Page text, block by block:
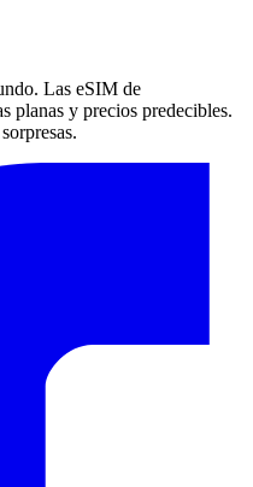
Las eSIM de
planas y precios predecibles.